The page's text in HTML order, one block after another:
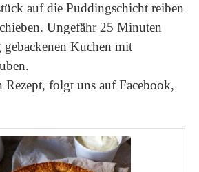
auf die Puddingschicht reiben
Ungefähr 25 Minuten
Kuchen mit
Rezept, folgt uns auf Facebook,